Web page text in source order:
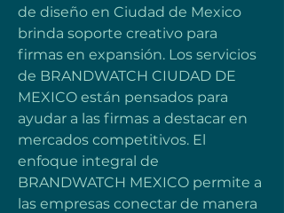
de diseño en Ciudad de Mexico
brinda soporte creativo para
firmas en expansión. Los servicios
de BRANDWATCH CIUDAD DE
MEXICO están pensados para
ayudar a las firmas a destacar en
mercados competitivos. El
enfoque integral de
BRANDWATCH MEXICO permite a
las empresas conectar de manera